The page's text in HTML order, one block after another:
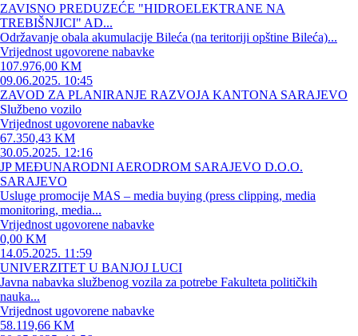
ZAVISNO PREDUZEĆE "HIDROELEKTRANE NA
TREBIŠNJICI" AD...
Održavanje obala akumulacije Bileća (na teritoriji opštine Bileća)...
Vrijednost ugovorene nabavke
107.976,00 KM
09.06.2025. 10:45
ZAVOD ZA PLANIRANJE RAZVOJA KANTONA SARAJEVO
Službeno vozilo
Vrijednost ugovorene nabavke
67.350,43 KM
30.05.2025. 12:16
JP MEĐUNARODNI AERODROM SARAJEVO D.O.O.
SARAJEVO
Usluge promocije MAS – media buying (press clipping, media
monitoring, media...
Vrijednost ugovorene nabavke
0,00 KM
14.05.2025. 11:59
UNIVERZITET U BANJOJ LUCI
Javna nabavka službenog vozila za potrebe Fakulteta političkih
nauka...
Vrijednost ugovorene nabavke
58.119,66 KM